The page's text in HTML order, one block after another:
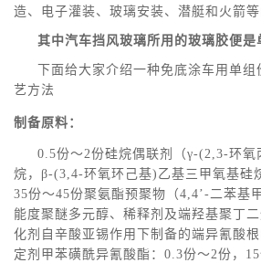
造、电子灌装、玻璃安装、潜艇和火箭等
其中汽车挡风玻璃所用的玻璃胶便是
下面给大家介绍一种免底涂车用单
艺方法
制备原料：
0.5份～2份硅烷偶联剂（γ-(2,3-环氧
烷，β-(3,4-环氧环己基)乙基三甲氧基硅
35份～45份聚氨酯预聚物（4,4’-二苯基
能度聚醚多元醇、稀释剂及端羟基聚丁
化剂自辛酸亚锡作用下制备的端异氰酸
定剂甲苯磺酰异氰酸酯：0.3份～2份，